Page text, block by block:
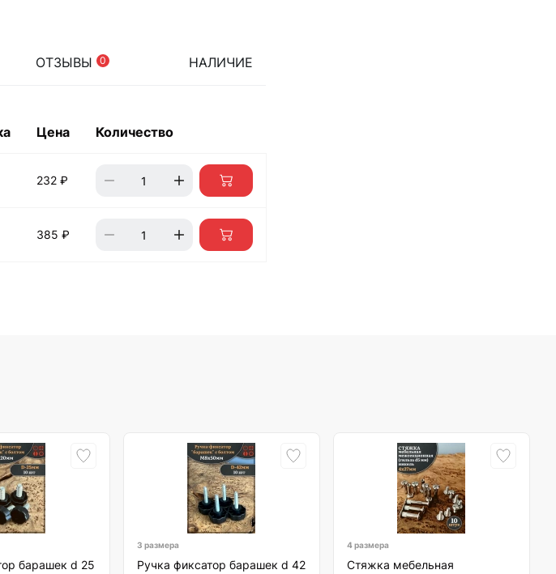
ОТЗЫВЫ 0 НАЛИЧИЕ
Цена Количество
232 ₽
385 ₽
барашек d 25
3 размера
Ручка фиксатор барашек d 42
4 размера
Стяжка мебельная